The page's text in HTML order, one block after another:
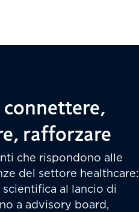
rafforzare
che rispondono alle
del settore healthcare:
al lancio di
a advisory board,